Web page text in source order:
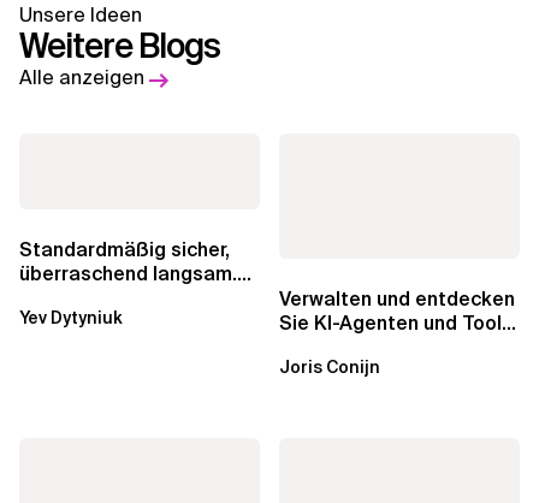
Unsere Ideen
Weitere Blogs
Alle anzeigen
Standardmäßig sicher,
überraschend langsam.
über die RDS...
Yev Dytyniuk
Verwalten und entdecken
Sie KI-Agenten und Tools
AgentCore...
Joris Conijn